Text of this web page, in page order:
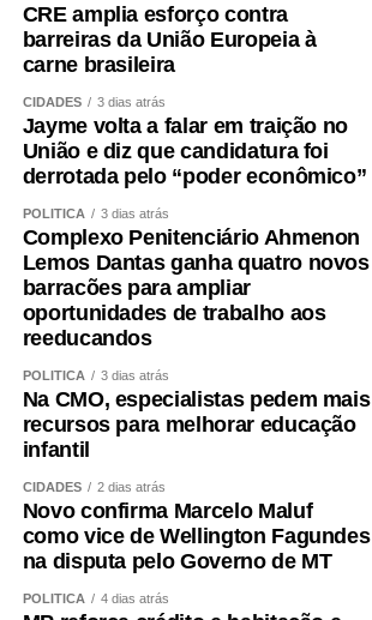
CRE amplia esforço contra
barreiras da União Europeia à
carne brasileira
CIDADES 3 dias atrás
Jayme volta a falar em traição no
União e diz que candidatura foi
derrotada pelo “poder econômico”
POLÍTICA 3 dias atrás
Complexo Penitenciário Ahmenon
Lemos Dantas ganha quatro novos
barracões para ampliar
oportunidades de trabalho aos
reeducandos
POLÍTICA 3 dias atrás
Na CMO, especialistas pedem mais
recursos para melhorar educação
infantil
CIDADES 2 dias atrás
Novo confirma Marcelo Maluf
como vice de Wellington Fagundes
na disputa pelo Governo de MT
POLÍTICA 4 dias atrás